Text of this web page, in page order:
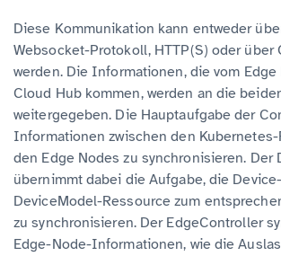
Diese Kommunikation kann entweder
Websocket-Protokoll, HTTP(S) oder über
werden. Die Informationen, die vom
Cloud Hub kommen, werden an die
weitergegeben. Die Hauptaufgabe der
Informationen zwischen den
den Edge Nodes zu synchronisieren. Der
übernimmt dabei die Aufgabe, die
DeviceModel-Ressource zum
zu synchronisieren. Der EdgeController
Edge-Node-Informationen, wie die